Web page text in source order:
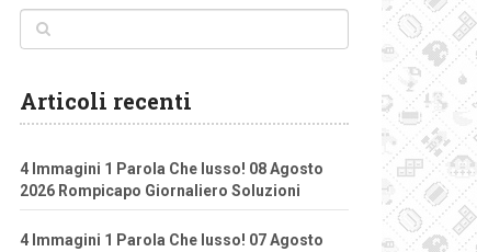
Articoli recenti
4 Immagini 1 Parola Che lusso! 08 Agosto
2026 Rompicapo Giornaliero Soluzioni
4 Immagini 1 Parola Che lusso! 07 Agosto